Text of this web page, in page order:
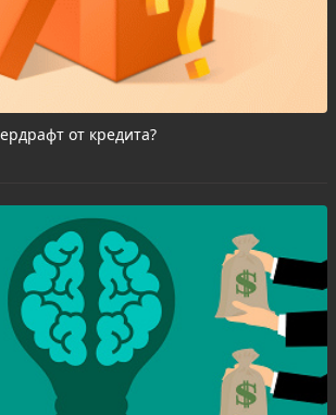
от кредита?